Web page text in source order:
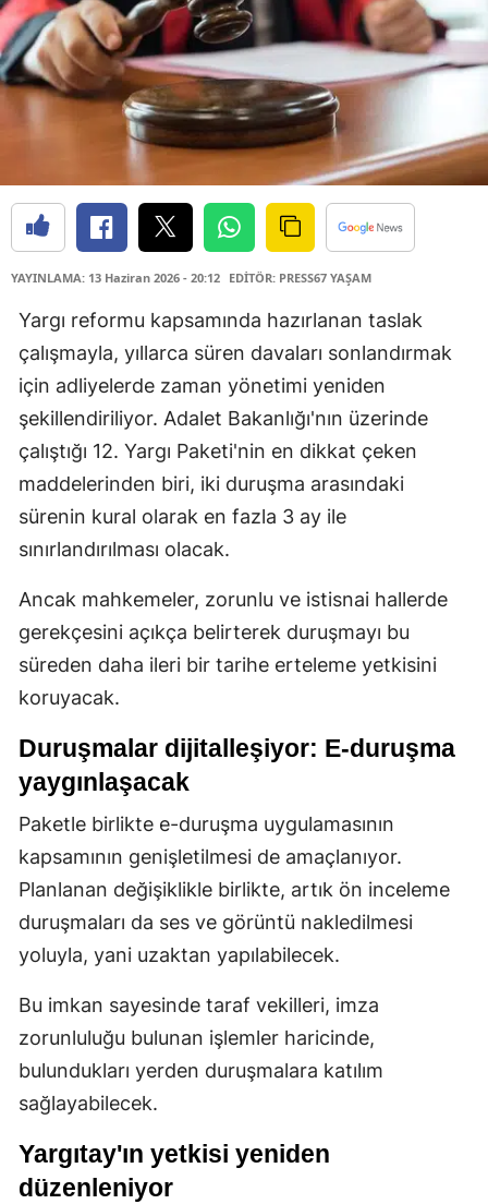
YAYINLAMA: 13 Haziran 2026 - 20:12 EDİTÖR: PRESS67 YAŞAM
Yargı reformu kapsamında hazırlanan taslak
çalışmayla, yıllarca süren davaları sonlandırmak
için adliyelerde zaman yönetimi yeniden
şekillendiriliyor. Adalet Bakanlığı'nın üzerinde
çalıştığı 12. Yargı Paketi'nin en dikkat çeken
maddelerinden biri, iki duruşma arasındaki
sürenin kural olarak en fazla 3 ay ile
sınırlandırılması olacak.
Ancak mahkemeler, zorunlu ve istisnai hallerde
gerekçesini açıkça belirterek duruşmayı bu
süreden daha ileri bir tarihe erteleme yetkisini
koruyacak.
Duruşmalar dijitalleşiyor: E-duruşma
yaygınlaşacak
Paketle birlikte e-duruşma uygulamasının
kapsamının genişletilmesi de amaçlanıyor.
Planlanan değişiklikle birlikte, artık ön inceleme
duruşmaları da ses ve görüntü nakledilmesi
yoluyla, yani uzaktan yapılabilecek.
Bu imkan sayesinde taraf vekilleri, imza
zorunluluğu bulunan işlemler haricinde,
bulundukları yerden duruşmalara katılım
sağlayabilecek.
Yargıtay'ın yetkisi yeniden
düzenleniyor